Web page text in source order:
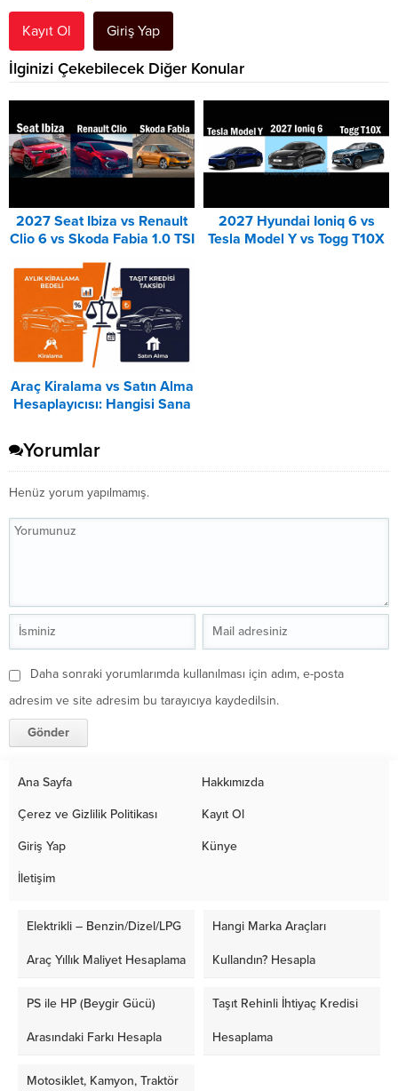
Kayıt Ol Giriş Yap
İlginizi Çekebilecek Diğer Konular
2027 Seat Ibiza vs Renault
Clio 6 vs Skoda Fabia 1.0 TSI
2027 Hyundai Ioniq 6 vs
Tesla Model Y vs Togg T10X
Araç Kiralama vs Satın Alma
Hesaplayıcısı: Hangisi Sana
Yorumlar
Henüz yorum yapılmamış.
Daha sonraki yorumlarımda kullanılması için adım, e-posta
adresim ve site adresim bu tarayıcıya kaydedilsin.
Ana Sayfa Hakkımızda
Çerez ve Gizlilik Politikası Kayıt Ol
Giriş Yap Künye
İletişim
Elektrikli – Benzin/Dizel/LPG
Araç Yıllık Maliyet Hesaplama
Hangi Marka Araçları
Kullandın? Hesapla
PS ile HP (Beygir Gücü)
Arasındaki Farkı Hesapla
Taşıt Rehinli İhtiyaç Kredisi
Hesaplama
Motosiklet, Kamyon, Traktör